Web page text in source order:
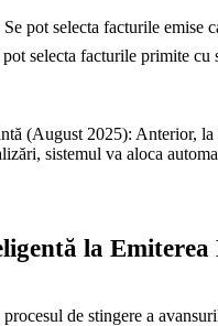
pot selecta facturile emise
selecta facturile primite
(August 2025): Anterior, la
sistemul va aloca
la Emiterea
de stingere a